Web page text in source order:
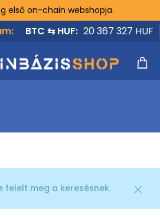
első on-chain webshopja.
BTC ⇆ HUF: 20 367 327 HUF
felelt meg a keresésnek.